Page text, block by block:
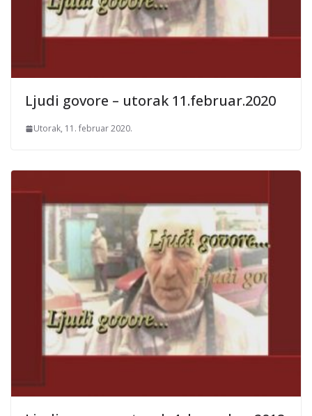
Ljudi govore – utorak 11.februar.2020
Utorak, 11. februar 2020.